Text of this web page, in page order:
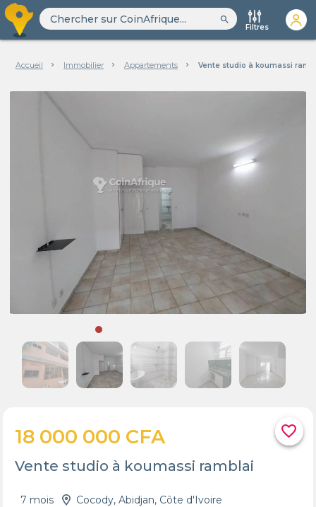
search
Filtres
Accueil Immobilier Appartements Vente studio à koumassi
favorite_border
18 000 000 CFA
Vente studio à koumassi ramblai
7 mois
Cocody, Abidjan, Côte d'Ivoire